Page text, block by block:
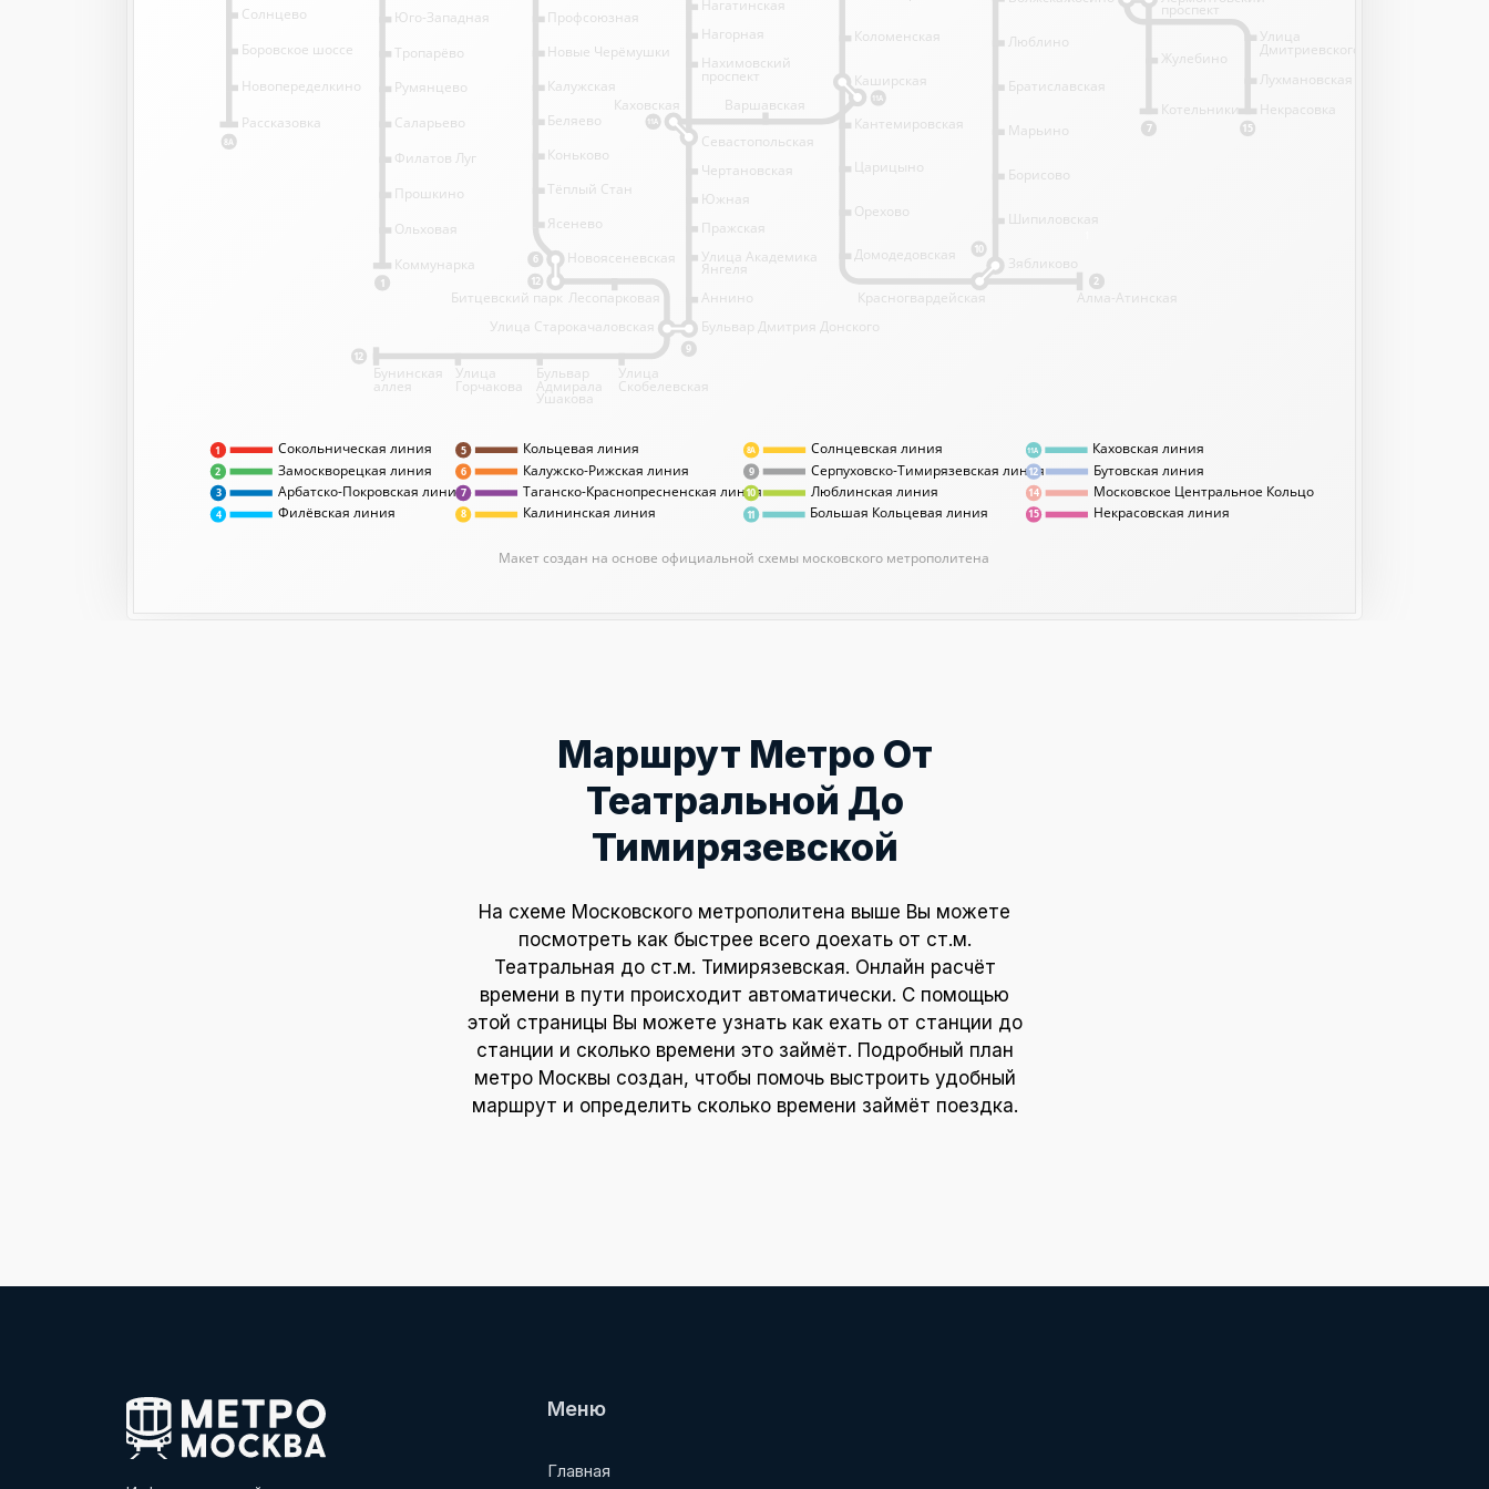
Сокольническая линия
Замоскворецкая линия
Арбатско-Покровская линия
Филёвская линия
Кольцевая линия
Калужско-Рижская линия
Таганско-Краснопресненская линия
Калининская линия
Солнцевская линия
Серпуховско-Тимирязевская линия
Люблинская линия
Каховская линия
Бутовская линия
Московское Центральное Кольцо
Макет создан на основе официальной схемы московского метрополитена
2
3
11А
Большая Кольцевая линия
8
9
10
7
6 12
8А
11
14
5
4
1
15 Некрасовская линия
7
2
10
11А
11А
9
6
12
12
1
8А
15
Профсоюзная
Новые Черёмушки
Калужская
Беляево
Коньково
Тёплый Стан
Ясенево
Новоясеневская
Нагатинская
Нагорная
Нахимовский
проспект
Севастопольская
Чертановская
Южная
Пражская
Улица Академика
Янгеля
проспект
Жулебино
Котельники
Люблино
Братиславская
Марьино
Борисово
Шипиловская
Зябликово
Коломенская
Каширская
Кантемировская
Царицыно
Орехово
Домодедовская
Красногвардейская Алма-Атинская
Аннино
Бульвар Дмитрия Донского
Саларьево
Румянцево
Тропарёво
Юго-Западная
Варшавская
Битцевский парк Лесопарковая
Улица Старокачаловская
Улица
Скобелевская
Бульвар
Адмирала
Ушакова
Улица
Горчакова
Бунинская
аллея
Каховская
Рассказовка
Новопеределкино
Боровское шоссе
Солнцево
Улица
Дмитриевского
Лухмановская
Некрасовка
Филатов Луг
Прошкино
Ольховая
Коммунарка
Маршрут Метро От
Театральной До
Тимирязевской
На схеме Московского метрополитена выше Вы можете
посмотреть как быстрее всего доехать от ст.м.
Театральная до ст.м. Тимирязевская. Онлайн расчёт
времени в пути происходит автоматически. С помощью
этой страницы Вы можете узнать как ехать от станции до
станции и сколько времени это займёт. Подробный план
метро Москвы создан, чтобы помочь выстроить удобный
маршрут и определить сколько времени займёт поездка.
Меню
Главная